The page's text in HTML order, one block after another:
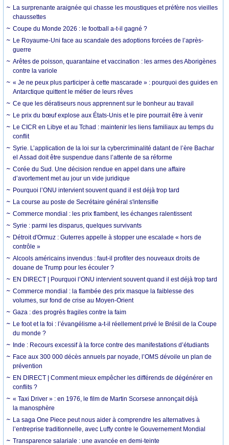
La surprenante araignée qui chasse les moustiques et préfère nos vieilles
chaussettes
Coupe du Monde 2026 : le football a-t-il gagné ?
Le Royaume-Uni face au scandale des adoptions forcées de l’après-
guerre
Arêtes de poisson, quarantaine et vaccination : les armes des Aborigènes
contre la variole
« Je ne peux plus participer à cette mascarade » : pourquoi des guides en
Antarctique quittent le métier de leurs rêves
Ce que les dératiseurs nous apprennent sur le bonheur au travail
Le prix du bœuf explose aux États-Unis et le pire pourrait être à venir
Le CICR en Libye et au Tchad : maintenir les liens familiaux au temps du
conflit
Syrie. L’application de la loi sur la cybercriminalité datant de l’ère Bachar
el Assad doit être suspendue dans l’attente de sa réforme
Corée du Sud. Une décision rendue en appel dans une affaire
d’avortement met au jour un vide juridique
Pourquoi l’ONU intervient souvent quand il est déjà trop tard
La course au poste de Secrétaire général s'intensifie
Commerce mondial : les prix flambent, les échanges ralentissent
Syrie : parmi les disparus, quelques survivants
Détroit d'Ormuz : Guterres appelle à stopper une escalade « hors de
contrôle »
Alcools américains invendus : faut-il profiter des nouveaux droits de
douane de Trump pour les écouler ?
EN DIRECT | Pourquoi l’ONU intervient souvent quand il est déjà trop tard
Commerce mondial : la flambée des prix masque la faiblesse des
volumes, sur fond de crise au Moyen-Orient
Gaza : des progrès fragiles contre la faim
Le foot et la foi : l’évangélisme a-t-il réellement privé le Brésil de la Coupe
du monde ?
Inde : Recours excessif à la force contre des manifestations d’étudiants
Face aux 300 000 décès annuels par noyade, l’OMS dévoile un plan de
prévention
EN DIRECT | Comment mieux empêcher les différends de dégénérer en
conflits ?
« Taxi Driver » : en 1976, le film de Martin Scorsese annonçait déjà
la manosphère
La saga One Piece peut nous aider à comprendre les alternatives à
l’entreprise traditionnelle, avec Luffy contre le Gouvernement Mondial
Transparence salariale : une avancée en demi-teinte